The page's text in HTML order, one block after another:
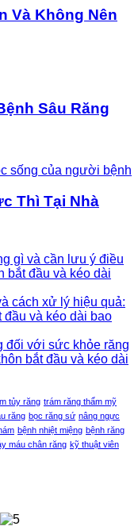
Và Không Nên
Sâu Răng
Thì Tại Nhà
gì và cần lưu ý điều
bắt đầu và kéo dài
cách xử lý hiệu quả:
và kéo dài bao
đối với sức khỏe răng
bắt đầu và kéo dài
tủy răng trám răng thẩm mỹ
răng bọc răng sứ nâng ngực
bệnh nhiệt miệng bệnh răng
máu chân răng kỹ thuật viên